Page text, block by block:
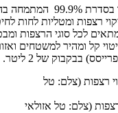
לחיטוי וניקוי הרצפה משמידים 99.9%
רצפות (צלם: טל אזולאי